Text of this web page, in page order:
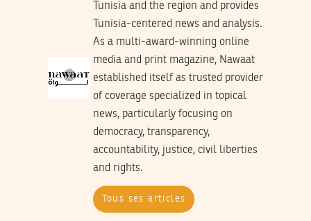
Tunisia and the region and provides
Tunisia-centered news and analysis.
As a multi-award-winning online
media and print magazine, Nawaat
established itself as trusted provider
of coverage specialized in topical
news, particularly focusing on
democracy, transparency,
accountability, justice, civil liberties
and rights.
Tous ses articles